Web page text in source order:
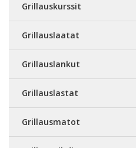
Grillauskurssit
Grillauslaatat
Grillauslankut
Grillauslastat
Grillausmatot